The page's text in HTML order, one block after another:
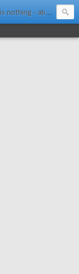
worth doing as simply messing about in boats." Water Rat, Kenneth Grahame